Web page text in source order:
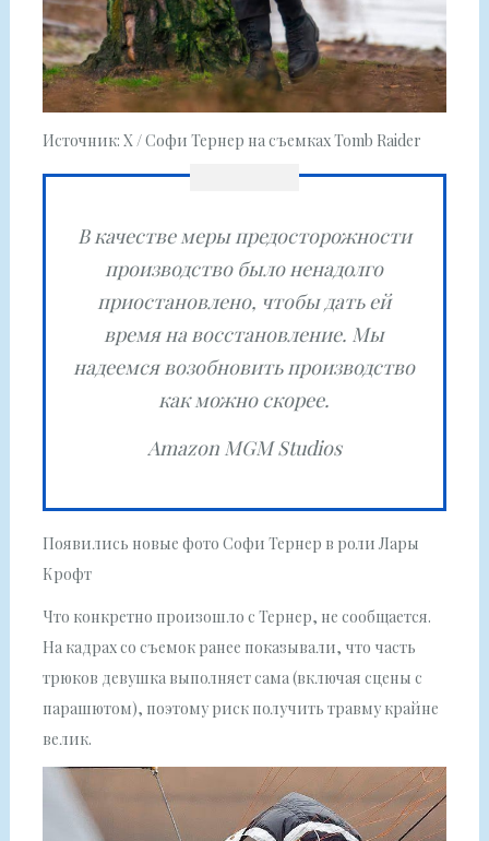
Источник: X / Софи Тернер на съемках Tomb Raider
В качестве меры предосторожности
производство было ненадолго
приостановлено, чтобы дать ей
время на восстановление. Мы
надеемся возобновить производство
как можно скорее.
Amazon MGM Studios
Появились новые фото Софи Тернер в роли Лары
Крофт
Что конкретно произошло с Тернер, не сообщается.
На кадрах со съемок ранее показывали, что часть
трюков девушка выполняет сама (включая сцены с
парашютом), поэтому риск получить травму крайне
велик.